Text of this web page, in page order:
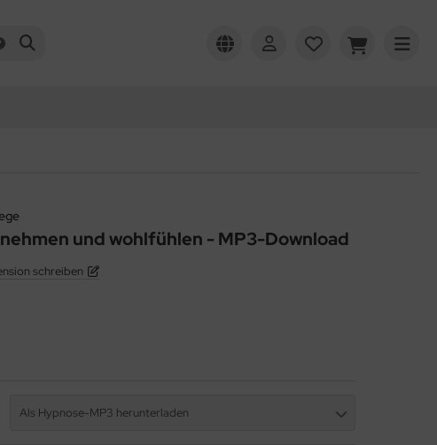
und wohlfühlen - MP3-Download
schreiben
Als Hypnose-MP3 herunterladen